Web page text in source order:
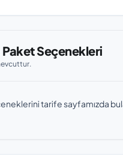
Seçenekleri
tarife sayfamızda